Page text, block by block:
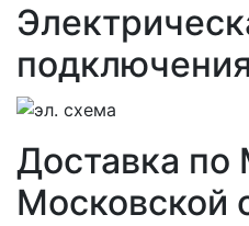
подключения
Доставка по
Московской